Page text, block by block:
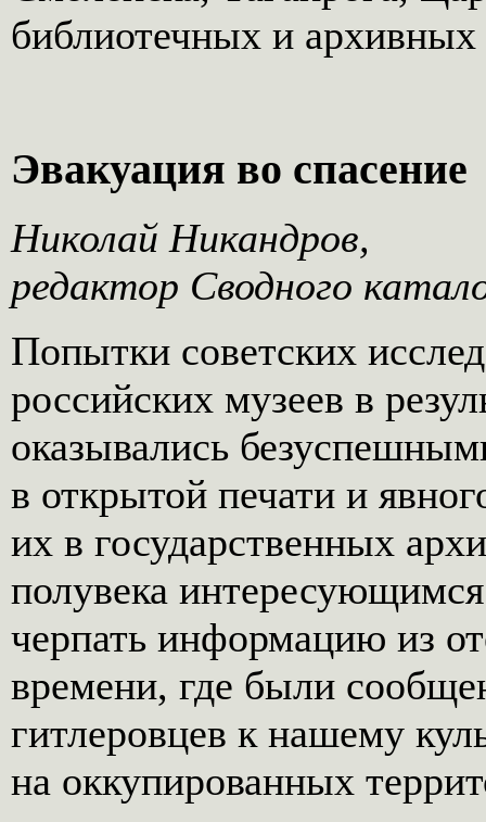
библиотечных и
Эвакуация во спасение
Николай Никандров,
редактор Сводного
Попытки советских
российских музеев в
оказывались
в открытой печати и
их в государственных
полувека
черпать информацию из
времени, где были
гитлеровцев к нашему
на оккупированных